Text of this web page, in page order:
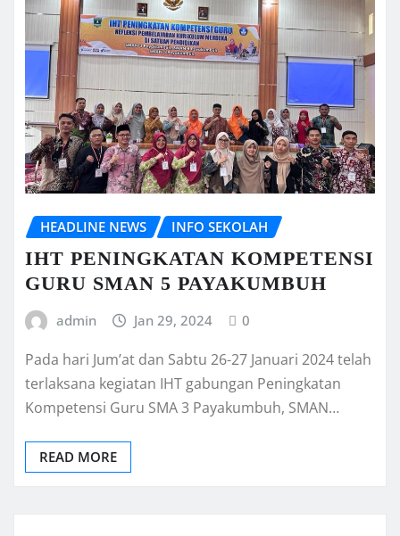
HEADLINE NEWS INFO SEKOLAH
IHT PENINGKATAN KOMPETENSI
GURU SMAN 5 PAYAKUMBUH
admin Jan 29, 2024 0
Pada hari Jum’at dan Sabtu 26-27 Januari 2024 telah
terlaksana kegiatan IHT gabungan Peningkatan
Kompetensi Guru SMA 3 Payakumbuh, SMAN…
READ MORE